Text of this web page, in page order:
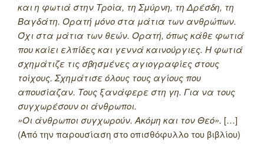
και η φωτιά στην Τροία, τη Σμύρνη, τη Δρέσδη, τη
Βαγδάτη. Ορατή μόνο στα μάτια των ανθρώπων.
Όχι στα μάτια των θεών. Ορατή, όπως κάθε φωτιά
που καίει ελπίδες και γεννά καινούργιες. Η φωτιά
σχημάτιζε τις σβησμένες αγιογραφίες στους
τοίχους. Σχημάτισε όλους τους αγίους που
απουσίαζαν. Τους ξανάφερε στη γη. Για να τους
συγχωρέσουν οι άνθρωποι.
»Οι άνθρωποι συγχωρούν. Ακόμη και τον Θεό». […]
(Από την παρουσίαση στο οπισθόφυλλο του βιβλίου)